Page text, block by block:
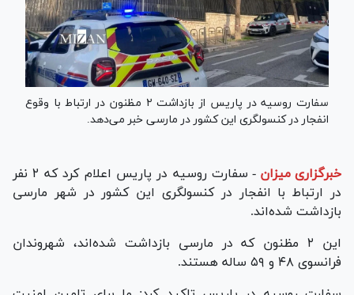
سفارت روسیه در پاریس از بازداشت ۲ مظنون در ارتباط با وقوع
انفجار در کنسولگری این کشور در مارسی خبر می‌دهد.
خبرگزاری میزان -
سفارت روسیه در پاریس اعلام کرد که ۲ نفر
در ارتباط با انفجار در کنسولگری این کشور در شهر مارسی
بازداشت شده‌اند.
این ۲ مظنون که در مارسی بازداشت شده‌اند، شهروندان
فرانسوی ۴۸ و ۵۹ ساله هستند.